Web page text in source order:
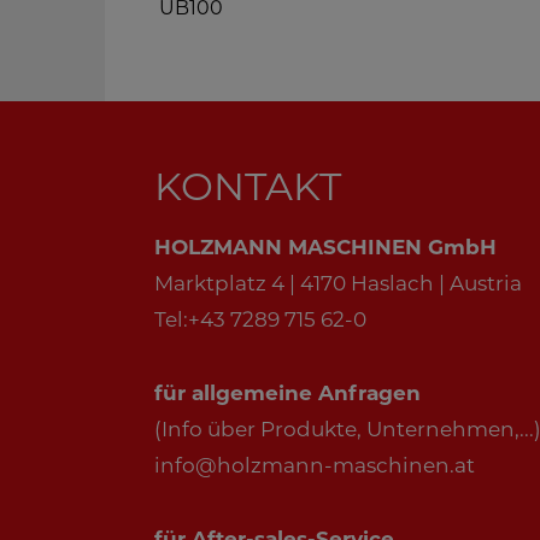
UB100
KONTAKT
HOLZMANN MASCHINEN GmbH
Marktplatz 4 | 4170 Haslach | Austria
Tel:+43 7289 715 62-0
für allgemeine Anfragen
(Info über Produkte,
info@holzmann-maschinen.at